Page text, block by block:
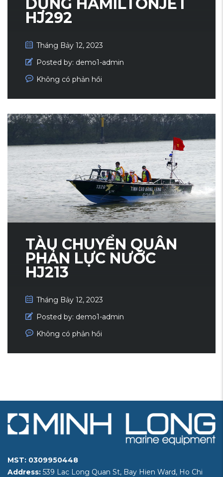
DỤNG HAMILTONJET
HJ292
Tháng Bảy 12, 2023
Posted by: demo1-admin
Không có phản hồi
TÀU CHUYỂN QUÂN
PHẢN LỰC NƯỚC
HJ213
Tháng Bảy 12, 2023
Posted by: demo1-admin
Không có phản hồi
MST: 0309950448
Address: 539 Lac Long Quan St, Bay Hien Ward, Ho Chi